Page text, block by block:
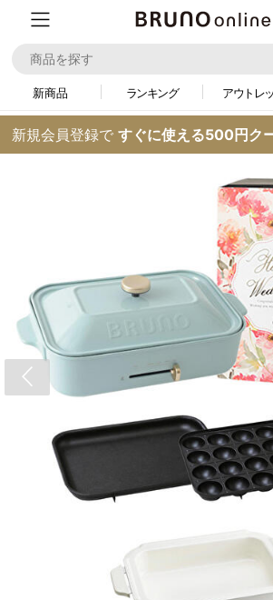
新商品 ランキング アウトレ
新規会員登録で すぐに使える500円ク